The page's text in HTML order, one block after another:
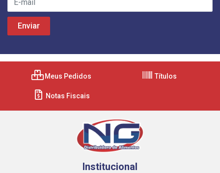
Meus Pedidos Títulos
Notas Fiscais
Institucional